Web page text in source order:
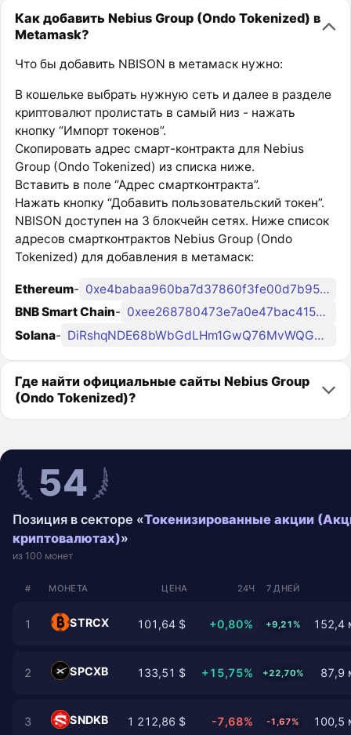
Как добавить Nebius Group (Ondo Tokenized) в
Metamask?
Что бы добавить NBISON в метамаск нужно:
В кошельке выбрать нужную сеть и далее в разделе
криптовалют пролистать в самый низ - нажать
кнопку “Импорт токенов”.
Скопировать адрес смарт-контракта для Nebius
Group (Ondo Tokenized) из списка ниже.
Вставить в поле “Адрес смартконтракта”.
Нажать кнопку “Добавить пользовательский токен”.
NBISON доступен на 3 блокчейн сетях. Ниже список
адресов смартконтрактов Nebius Group (Ondo
Tokenized) для добавления в метамаск:
Ethereum-
0xe4babaa960ba7d37860f3fe00d7b95d3868e8edc
BNB Smart Chain-
0xee268780473e7a0e47bac41547c6e01512555a16
Solana- DiRshqNDE68bWbGdLHm1GwQ76MvWQG3af6w1NdQondo
Где найти официальные сайты Nebius Group
(Ondo Tokenized)?
54
Позиция в секторе «Токенизированные акции
криптовалютах)»
из 100 монет
# МОНЕТА ЦЕНА 24Ч 7 ДНЕЙ
1 STRCX 101,64 $ +0,80% +9,21% 152,4
2 SPCXB 133,51 $ +15,75% +22,70% 87,9
3 SNDKB 1 212,86 $ -7,68% -1,67% 100,5